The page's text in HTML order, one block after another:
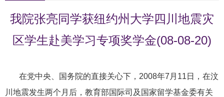
我院张亮同学获纽约州大学四川地震灾
区学生赴美学习专项奖学金(08-08-20)
在党中央、国务院的直接关心下，2008年7月11日，在汶
川地震发生两个月后，教育部国际司及国家留学基金委有关